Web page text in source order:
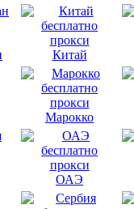
Китай
Марокко
ОАЭ